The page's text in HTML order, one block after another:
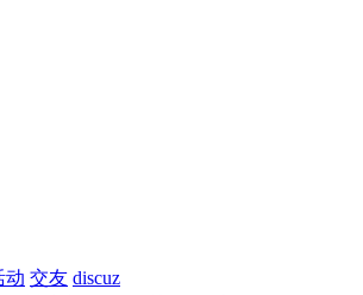
动 交友 discuz